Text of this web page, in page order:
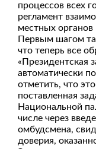
процессов всех
регламент
местных органов
Первым шагом
что теперь все
«Президентская
автоматически
отметить, что
поставленная
Национальной
числе через
омбудсмена,
доверия,